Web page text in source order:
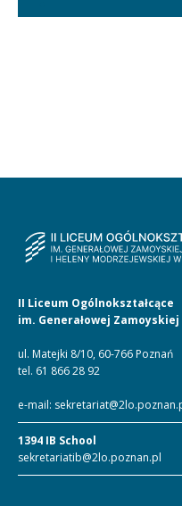
II Liceum Ogólnokształcące
im. Generałowej
ul. Matejki 8/10, 60-766 Poznań
tel. 61 866 28 92
e-mail:
1394 IB School
sekretariatib@2lo.poznan.pl